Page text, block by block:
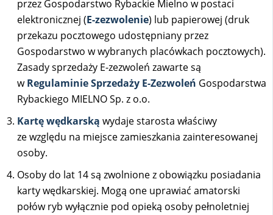
przez Gospodarstwo Rybackie Mielno w postaci
elektronicznej (E-zezwolenie) lub papierowej (druk
przekazu pocztowego udostępniany przez
Gospodarstwo w wybranych placówkach pocztowych).
Zasady sprzedaży E-zezwoleń zawarte są
wRegulaminie Sprzedaży E-Zezwoleń Gospodarstwa
Rybackiego MIELNO Sp. z o.o.
Kartę wędkarską wydaje starosta właściwy
ze względu na miejsce zamieszkania zainteresowanej
osoby.
Osoby do lat 14 są zwolnione z obowiązku posiadania
karty wędkarskiej. Mogą one uprawiać amatorski
połów ryb wyłącznie pod opieką osoby pełnoletniej